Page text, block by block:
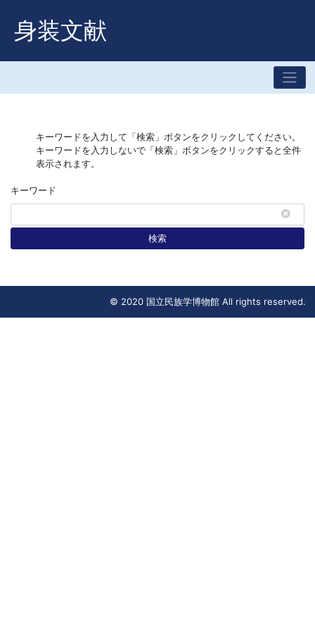
身装文献
キーワードを入力して「検索」ボタンをクリックしてください。
キーワードを入力しないで「検索」ボタンをクリックすると全件
表示されます。
キーワード
検索
© 2020 国立民族学博物館 All rights reserved.